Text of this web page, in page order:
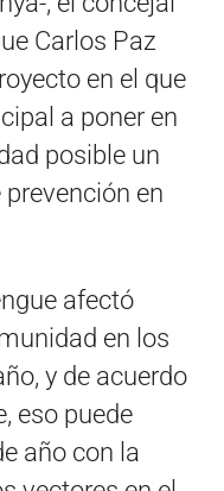
Carlos Paz
en el que
a poner en
posible un
en
afectó
en los
y de acuerdo
eso puede
año con la